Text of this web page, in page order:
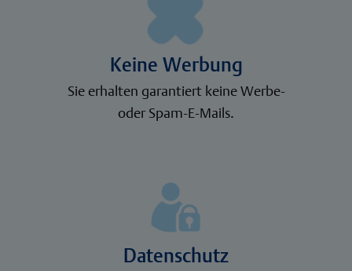
Keine Werbung
Sie erhalten garantiert keine Werbe-
oder Spam-E-Mails.
Datenschutz